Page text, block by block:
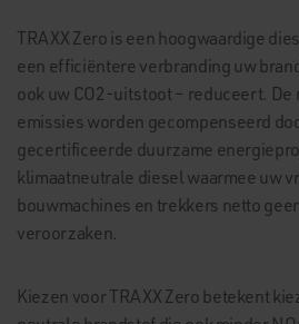
TRAXX Zero is een hoogwaardige
een efficiëntere verbranding uw
ook uw CO2-uitstoot – reduceert. De
emissies worden gecompenseerd
gecertificeerde duurzame
klimaatneutrale diesel waarmee uw
bouwmachines en trekkers netto
veroorzaken.
Kiezen voor TRAXX Zero betekent